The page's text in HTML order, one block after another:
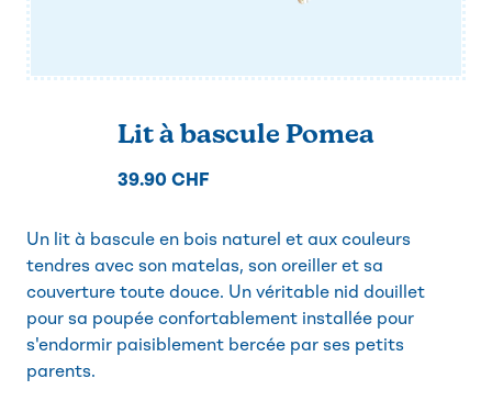
Lit à bascule Pomea
39.90 CHF
Un lit à bascule en bois naturel et aux couleurs
tendres avec son matelas, son oreiller et sa
couverture toute douce. Un véritable nid douillet
pour sa poupée confortablement installée pour
s'endormir paisiblement bercée par ses petits
parents.